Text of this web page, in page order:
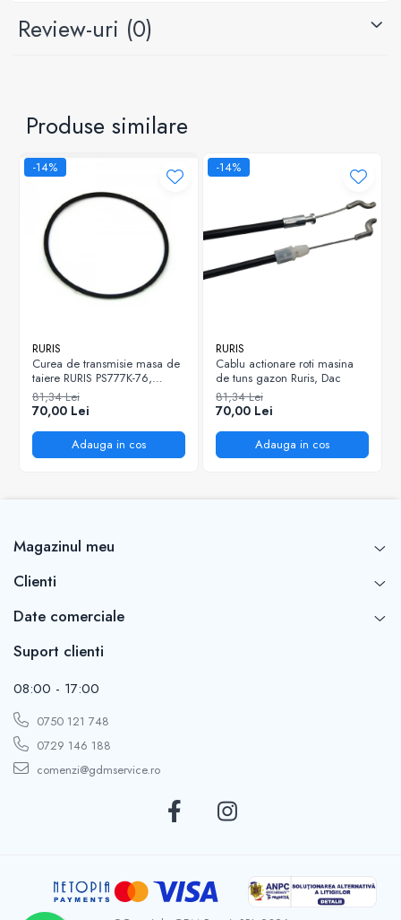
Puteți conta pe noi pentru o gamă variată de produse și informații
utile, oricând aveți nevoie.
la tine în cel mai scurt timp!
Review-uri (0)
Produse similare
-14%
RURIS
Curea de transmisie masa de
taiere RURIS PS777K-76,
pentru motocositori Ruris DAC
777K
81,34 Lei
70,00 Lei
Adauga in cos
-14%
RURIS
Cablu actionare roti masina
de tuns gazon Ruris, Dac
81,34 Lei
70,00 Lei
Adauga in cos
Magazinul meu
Clienti
Date comerciale
Suport clienti
08:00 - 17:00
0750 121 748
0729 146 188
comenzi@gdmservice.ro